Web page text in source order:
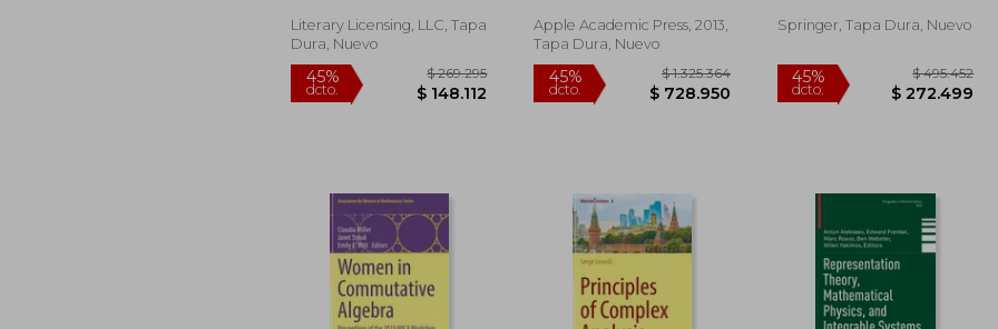
Literary Licensing, LLC, Tapa
Dura, Nuevo
Apple Academic Press, 2013,
Tapa Dura, Nuevo
Springer, Tapa Dura, Nuevo